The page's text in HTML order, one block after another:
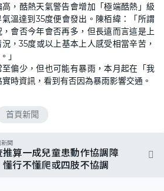
，酷熱天氣警告會增加「極端酷熱」級
溫達到35度便會發出。陳栢緯：「所謂
會否今年會否再多，但長遠而言這是上
，35度或以上基本上人感受相當辛苦，
」
偏少，但也可能有暴雨，本月起在「我
時資訊，看到有否因為暴雨影響交通。
首頁新聞
聞
推算一成兒童患動作協調障
行不懂爬或四肢不協調